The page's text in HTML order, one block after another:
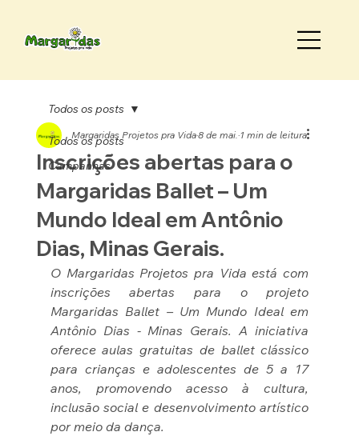
Todos os posts
Campanhas
Todos os posts
Inscrições abertas para o
Margaridas Ballet – Um
Mundo Ideal em Antônio
Dias, Minas Gerais.
Margaridas Projetos pra Vida8 de mai.1 min de leitura
O Margaridas Projetos pra Vida está com
Margaridas Ballet – Um Mundo Ideal em
Antônio Dias - Minas Gerais. A iniciativa
oferece aulas gratuitas de ballet clássico
para crianças e adolescentes de 5 a 17
anos, promovendo acesso à cultura,
inclusão social e desenvolvimento artístico
por meio da dança.